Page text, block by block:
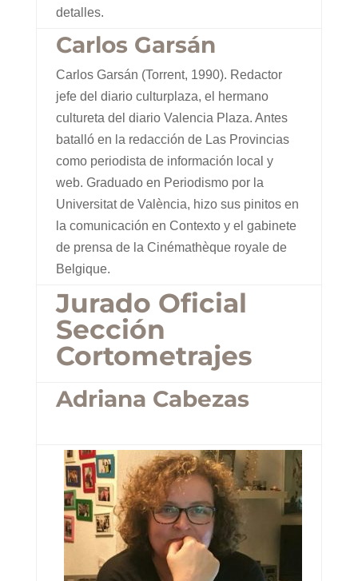
detalles.
Carlos Garsán
Carlos Garsán (Torrent, 1990). Redactor
jefe del diario culturplaza, el hermano
cultureta del diario Valencia Plaza. Antes
batalló en la redacción de Las Provincias
como periodista de información local y
web. Graduado en Periodismo por la
Universitat de València, hizo sus pinitos en
la comunicación en Contexto y el gabinete
de prensa de la Cinémathèque royale de
Belgique.
Jurado Oficial
Sección
Cortometrajes
Adriana Cabezas